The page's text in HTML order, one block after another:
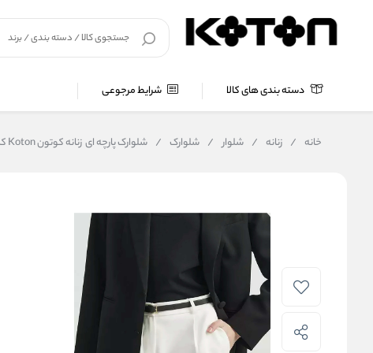
دسته بندی های کالا شرایط مرجوعی
خانه / زنانه / شلوار / شلوارک / شلوارک پارچه ای زنانه کوتون Koton کد 5SAK40165UW